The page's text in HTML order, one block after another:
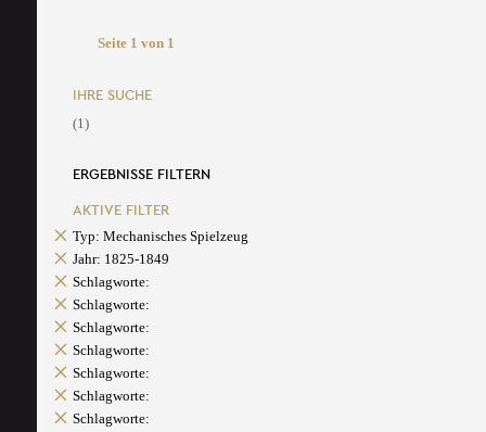
Seite 1 von 1
IHRE SUCHE
(1)
ERGEBNISSE FILTERN
AKTIVE FILTER
Typ: Mechanisches Spielzeug
Jahr: 1825-1849
Schlagworte:
Schlagworte:
Schlagworte:
Schlagworte:
Schlagworte:
Schlagworte:
Schlagworte: